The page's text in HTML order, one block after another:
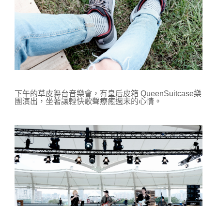
下午的草皮舞台音樂會，有皇后皮箱 QueenSuitcase樂
團演出，坐著讓輕快歌聲療癒週末的心情。